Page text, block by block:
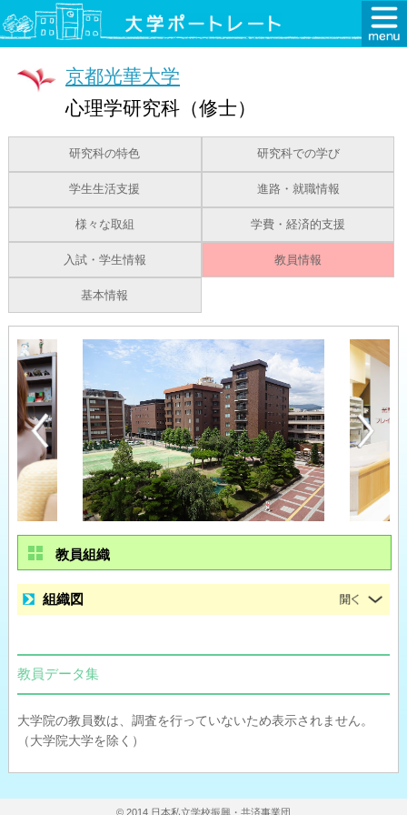
京都光華大学
心理学研究科（修士）
研究科の特色 研究科での学び
学生生活支援 進路・就職情報
様々な取組 学費・経済的支援
入試・学生情報 教員情報
基本情報
教員組織
組織図
教員データ集
大学院の教員数は、調査を行っていないため表示されません。
（大学院大学を除く）
© 2014 日本私立学校振興・共済事業団